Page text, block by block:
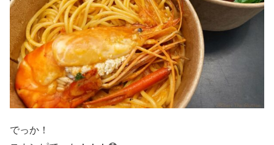
でっか！